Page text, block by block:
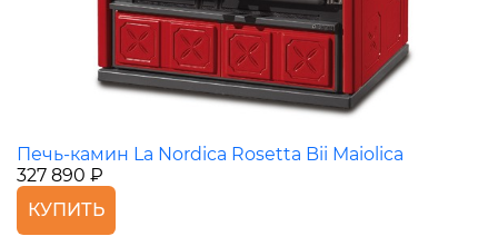
Печь-камин La Nordica Rosetta Bii Maiolica
327 890 ₽
КУПИТЬ